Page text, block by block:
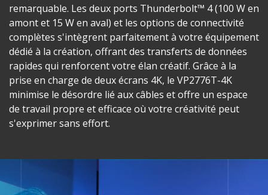
remarquable. Les deux ports Thunderbolt™ 4 (100 W en
amont et 15 W en aval) et les options de connectivité
complètes s'intègrent parfaitement à votre équipement
dédié à la création, offrant des transferts de données
rapides qui renforcent votre élan créatif. Grâce à la
prise en charge de deux écrans 4K, le VP2776T-4K
minimise le désordre lié aux câbles et offre un espace
de travail propre et efficace où votre créativité peut
s'exprimer sans effort.